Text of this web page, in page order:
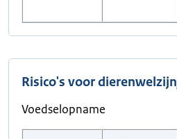
Risico's voor
Voedselopname